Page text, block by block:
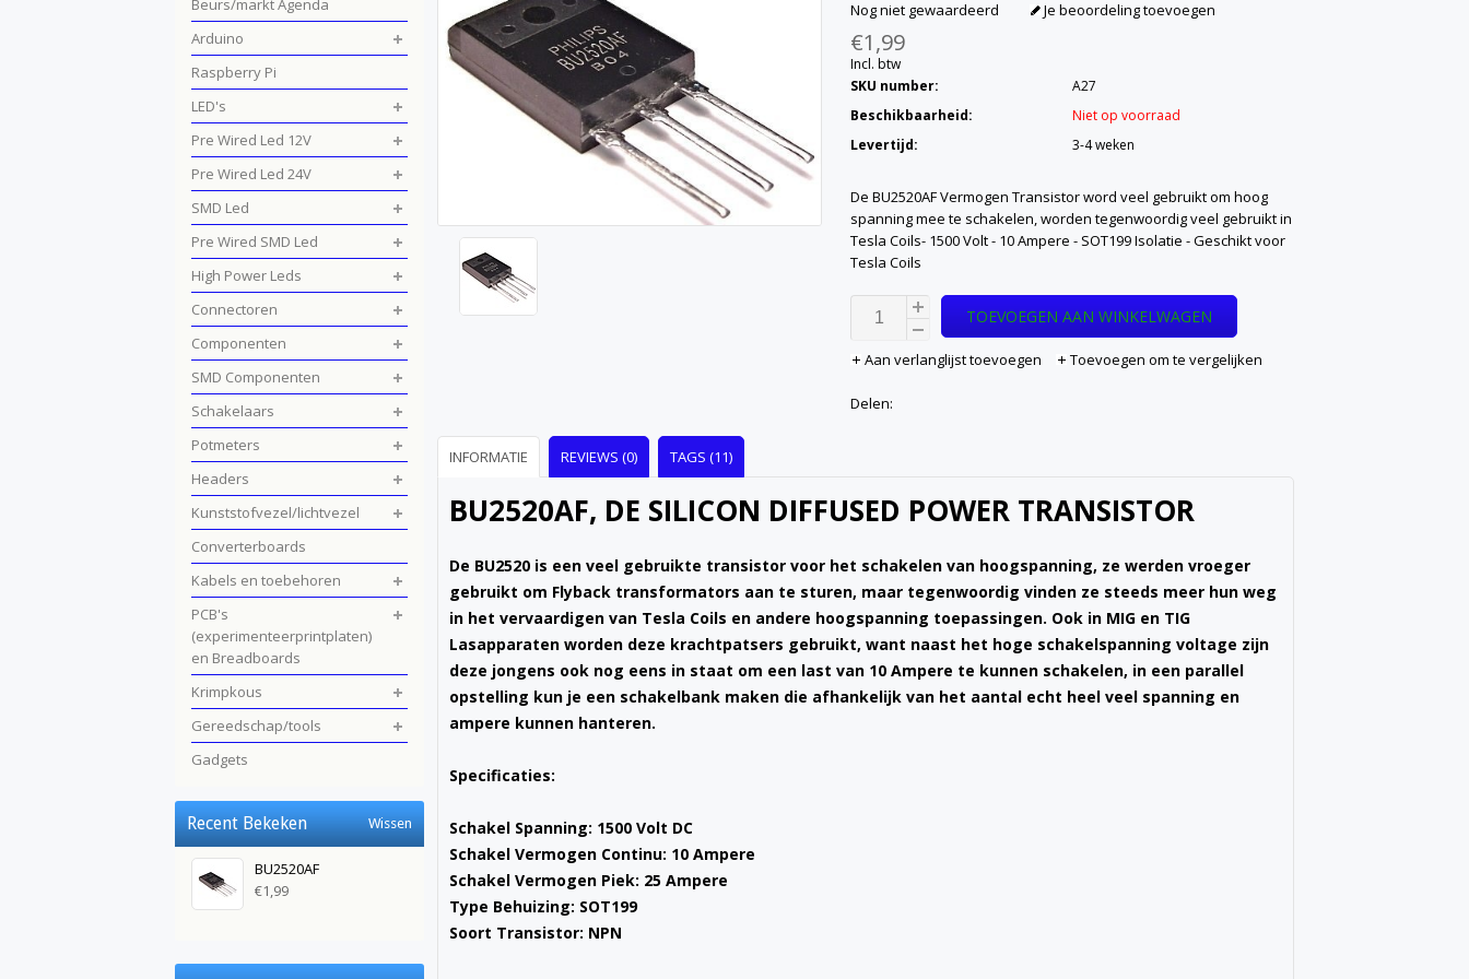
Nog niet gewaardeerd Je beoordeling toevoegen
€1,99
Incl. btw
SKU number:
A27
Beschikbaarheid:
Niet op voorraad
Levertijd:
3-4 weken
De BU2520AF Vermogen Transistor word veel gebruikt om hoog
spanning mee te schakelen, worden tegenwoordig veel gebruikt in
Tesla Coils- 1500 Volt - 10 Ampere - SOT199 Isolatie - Geschikt voor
Tesla Coils
TOEVOEGEN AAN WINKELWAGEN
Aan verlanglijst toevoegen Toevoegen om te vergelijken
Delen:
INFORMATIE REVIEWS (0) TAGS (11)
BU2520AF, DE SILICON DIFFUSED POWER TRANSISTOR
De BU2520 is een veel gebruikte transistor voor het schakelen van hoogspanning, ze werden vroeger
gebruikt om Flyback transformators aan te sturen, maar tegenwoordig vinden ze steeds meer hun weg
in het vervaardigen van Tesla Coils en andere hoogspanning toepassingen. Ook in MIG en TIG
Lasapparaten worden deze krachtpatsers gebruikt, want naast het hoge schakelspanning voltage zijn
deze jongens ook nog eens in staat om een last van 10 Ampere te kunnen schakelen, in een parallel
opstelling kun je een schakelbank maken die afhankelijk van het aantal echt heel veel spanning en
ampere kunnen hanteren.
Specificaties:
Schakel Spanning: 1500 Volt DC
Schakel Vermogen Continu: 10 Ampere
Schakel Vermogen Piek: 25 Ampere
Type Behuizing: SOT199
Soort Transistor: NPN
Beurs/markt Agenda
Arduino
Raspberry Pi
LED's
Pre Wired Led 12V
Pre Wired Led 24V
SMD Led
Pre Wired SMD Led
High Power Leds
Connectoren
Componenten
SMD Componenten
Schakelaars
Potmeters
Headers
Kunststofvezel/lichtvezel
Converterboards
Kabels en toebehoren
PCB's
(experimenteerprintplaten)
en Breadboards
Krimpkous
Gereedschap/tools
Gadgets
Recent Bekeken Wissen
BU2520AF
€1,99